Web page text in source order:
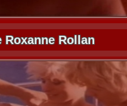
Roxanne Rollan